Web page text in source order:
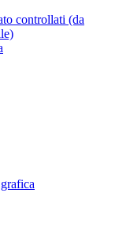
controllati (da